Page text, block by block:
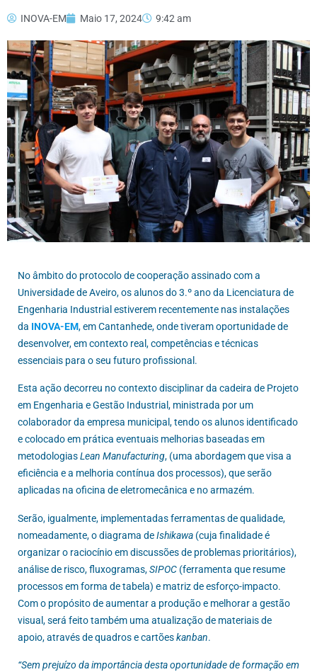
INOVA-EM Maio 17, 2024 9:42 am
No âmbito do protocolo de cooperação assinado com a
Universidade de Aveiro, os alunos do 3.º ano da Licenciatura de
Engenharia Industrial estiverem recentemente nas instalações
da INOVA-EM, em Cantanhede, onde tiveram oportunidade de
desenvolver, em contexto real, competências e técnicas
essenciais para o seu futuro profissional.
Esta ação decorreu no contexto disciplinar da cadeira de Projeto
em Engenharia e Gestão Industrial, ministrada por um
colaborador da empresa municipal, tendo os alunos identificado
e colocado em prática eventuais melhorias baseadas em
metodologiasLean Manufacturing, (uma abordagem que visa a
eficiência e a melhoria contínua dos processos), que serão
aplicadas na oficina de eletromecânica e no armazém.
Serão, igualmente, implementadas ferramentas de qualidade,
nomeadamente, o diagrama deIshikawa (cuja finalidade é
organizar o raciocínio em discussões de problemas prioritários),
análise de risco, fluxogramas,SIPOC (ferramenta que resume
processos em forma de tabela) e matriz de esforço-impacto.
Com o propósito de aumentar a produção e melhorar a gestão
visual, será feito também uma atualização de materiais de
apoio, através de quadros e cartõeskanban.
“Sem prejuízo da importância desta oportunidade de formação em